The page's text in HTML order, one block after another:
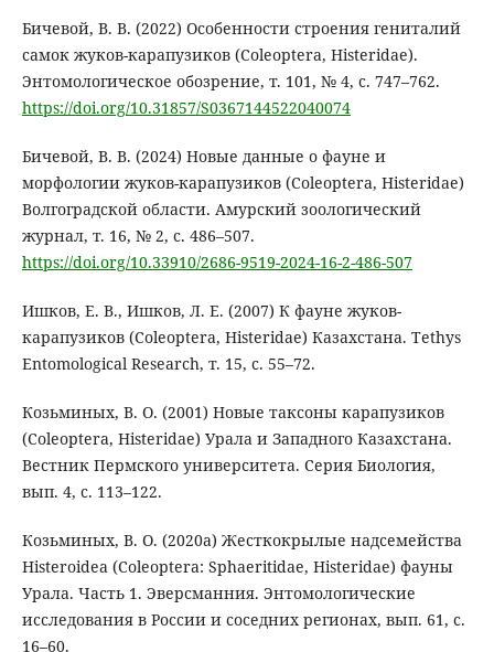
Бичевой, В. В. (2022) Особенности строения гениталий
самок жуков-карапузиков (Coleoptera, Histeridae).
Энтомологическое обозрение, т. 101, № 4, с. 747–762.
https://doi.org/10.31857/S0367144522040074
Бичевой, В. В. (2024) Новые данные о фауне и
морфологии жуков-карапузиков (Coleoptera, Histeridae)
Волгоградской области. Амурский зоологический
журнал, т. 16, № 2, с. 486–507.
https://doi.org/10.33910/2686-9519-2024-16-2-486-507
Ишков, Е. В., Ишков, Л. Е. (2007) К фауне жуков-
карапузиков (Coleoptera, Histeridae) Казахстана. Tethys
Entomological Research, т. 15, с. 55–72.
Козьминых, В. О. (2001) Новые таксоны карапузиков
(Coleoptera, Histeridae) Урала и Западного Казахстана.
Вестник Пермского университета. Серия Биология,
вып. 4, с. 113–122.
Козьминых, В. О. (2020a) Жесткокрылые надсемейства
Histeroidea (Coleoptera: Sphaeritidae, Histeridae) фауны
Урала. Часть 1. Эверсманния. Энтомологические
исследования в России и соседних регионах, вып. 61, с.
16–60.